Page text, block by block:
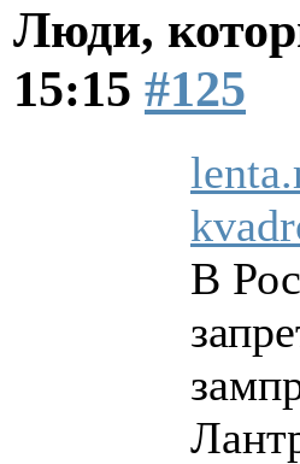
Люди,
15:15 #125
В